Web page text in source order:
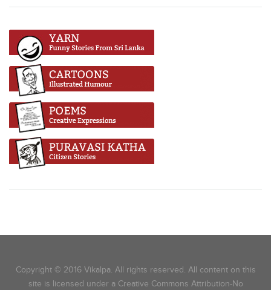
Copyright © 2016 Vikalpa. All rights reserved. All content on this
site is licensed under a Creative Commons Attribution-No